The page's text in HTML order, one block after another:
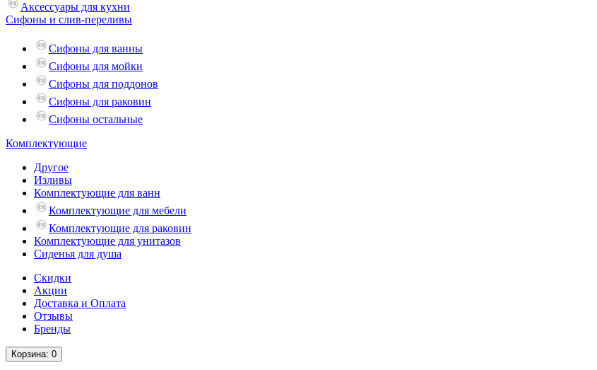
Аксессуары для кухни
Сифоны и слив-переливы
Сифоны для ванны
Сифоны для мойки
Сифоны для поддонов
Сифоны для раковин
Сифоны остальные
Комплектующие
Другое
Изливы
Комплектующие для ванн
Комплектующие для мебели
Комплектующие для раковин
Комплектующие для унитазов
Сиденья для душа
Скидки
Акции
Доставка и Оплата
Отзывы
Бренды
Корзина: 0